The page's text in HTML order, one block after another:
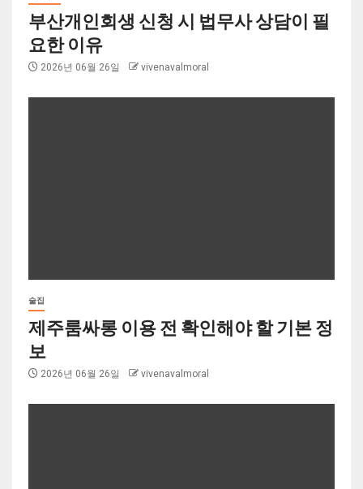
부산개인회생 신청 시 법무사 상담이 필
요한 이유
2026년 06월 26일 vivenavalmoral
술집
제주룸싸롱 이용 전 확인해야 할 기본 정
보
2026년 06월 26일 vivenavalmoral